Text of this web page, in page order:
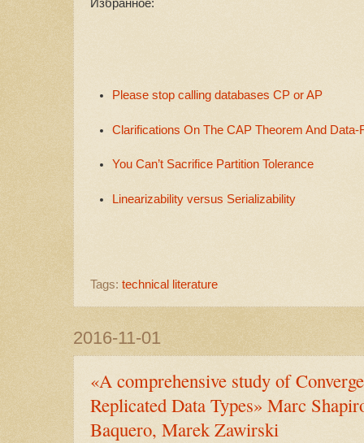
Избранное:
Please stop calling databases CP or AP
Clarifications On The CAP Theorem And Data-
You Can’t Sacrifice Partition Tolerance
Linearizability versus Serializability
Tags: technical literature
2016-11-01
«A comprehensive study of
Replicated Data Types» Marc
Baquero, Marek Zawirski